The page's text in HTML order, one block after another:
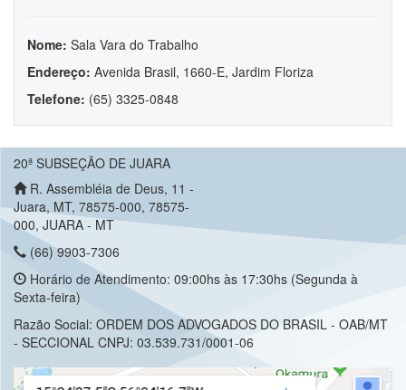
Nome: Sala Vara do Trabalho
Endereço: Avenida Brasil, 1660-E, Jardim Floriza
Telefone: (65) 3325-0848
20ª SUBSEÇÃO DE JUARA
R. Assembléia de Deus, 11 -
Juara, MT, 78575-000, 78575-
000, JUARA - MT
(66) 9903-7306
Horário de Atendimento: 09:00hs às 17:30hs (Segunda à
Sexta-feira)
Razão Social: ORDEM DOS ADVOGADOS DO BRASIL - OAB/MT
- SECCIONAL CNPJ: 03.539.731/0001-06